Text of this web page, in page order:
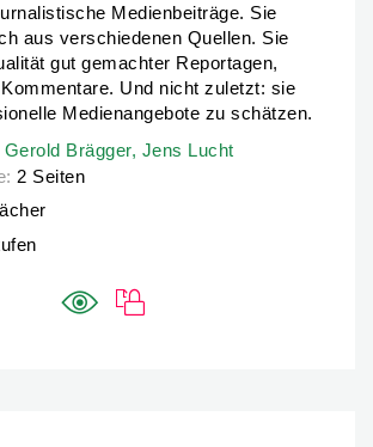
Medienbeiträge. Sie
aus verschiedenen Quellen. Sie
gut gemachter Reportagen,
Und nicht zuletzt: sie
Medienangebote zu schätzen.
Gerold Brägger, Jens Lucht
Gerold Brägger, Jens Lucht
2 Seiten